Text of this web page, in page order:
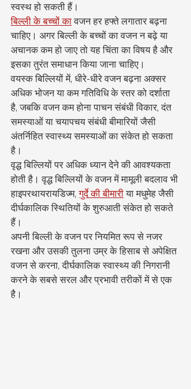
स्वस्थ हो सकती हैं।
बिल्ली के बच्चों का वजन हर हफ्ते लगातार बढ़ना
चाहिए। अगर बिल्ली के बच्चों का वजन न बढ़े या
अचानक कम हो जाए तो यह चिंता का विषय है और
इसका तुरंत समाधान किया जाना चाहिए।
वयस्क बिल्लियों में, धीरे-धीरे वजन बढ़ना अक्सर
अधिक भोजन या कम गतिविधि के स्तर को दर्शाता
है, जबकि वजन कम होना पाचन संबंधी विकार, दंत
समस्याओं या चयापचय संबंधी बीमारियों जैसी
अंतर्निहित स्वास्थ्य समस्याओं का संकेत हो सकता
है।
वृद्ध बिल्लियों पर अधिक ध्यान देने की आवश्यकता
होती है। वृद्ध बिल्लियों के वजन में मामूली बदलाव भी
हाइपरथायरायडिज्म, गुर्दे की बीमारी या मधुमेह जैसी
दीर्घकालिक स्थितियों के शुरुआती संकेत हो सकते
हैं।
अपनी बिल्ली के वजन पर नियमित रूप से नजर
रखना और उसकी तुलना उम्र के हिसाब से अपेक्षित
वजन से करना, दीर्घकालिक स्वास्थ्य की निगरानी
करने के सबसे सरल और प्रभावी तरीकों में से एक
है।